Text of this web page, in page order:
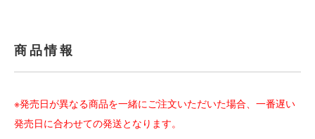
商品情報
※発売日が異なる商品を一緒にご注文いただいた場合、一番遅い
発売日に合わせての発送となります。